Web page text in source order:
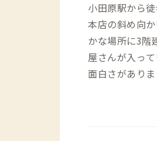
小田原駅から
本店の斜め向
かな場所に3階
屋さんが入っ
面白さがあり
ークスペース